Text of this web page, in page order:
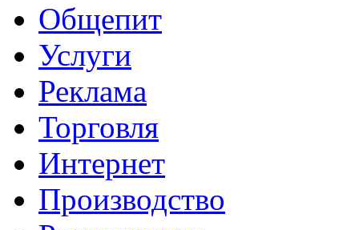
Общепит
Услуги
Реклама
Торговля
Интернет
Производство